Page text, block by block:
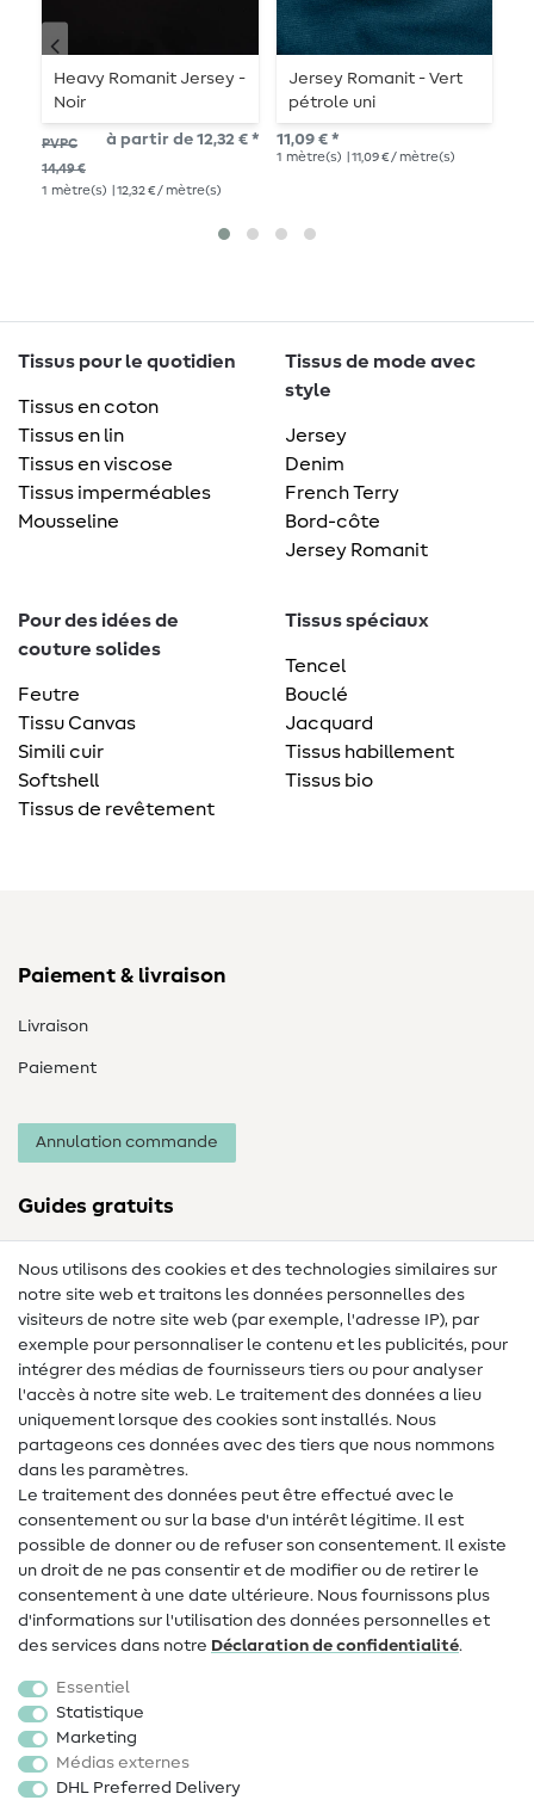
Heavy Romanit Jersey -
Noir
PVPC
14,49 €
à partir de 12,32 € *
1 mètre(s) | 12,32 € / mètre(s)
Jersey Romanit - Vert
pétrole uni
11,09 € *
1 mètre(s) | 11,09 € / mètre(s)
Tissus pour le quotidien
Tissus en coton
Tissus en lin
Tissus en viscose
Tissus imperméables
Mousseline
Tissus de mode avec
style
Jersey
Denim
French Terry
Bord-côte
Jersey Romanit
Pour des idées de
couture solides
Feutre
Tissu Canvas
Simili cuir
Softshell
Tissus de revêtement
Tissus spéciaux
Tencel
Bouclé
Jacquard
Tissus habillement
Tissus bio
Paiement & livraison
Livraison
Paiement
Annulation commande
Guides gratuits
Lexique de couture
Tutos de couture
Aide & contact
Contact
Changement de propriétaire
FAQ
Droit de rétractation
Populaire
Accessoires de couture
Promotions
Nous utilisons des cookies et des technologies similaires sur
notre site web et traitons les données personnelles des
visiteurs de notre site web (par exemple, l'adresse IP), par
exemple pour personnaliser le contenu et les publicités, pour
intégrer des médias de fournisseurs tiers ou pour analyser
l'accès à notre site web. Le traitement des données a lieu
uniquement lorsque des cookies sont installés. Nous
partageons ces données avec des tiers que nous nommons
dans les paramètres.
Le traitement des données peut être effectué avec le
consentement ou sur la base d'un intérêt légitime. Il est
possible de donner ou de refuser son consentement. Il existe
un droit de ne pas consentir et de modifier ou de retirer le
consentement à une date ultérieure. Nous fournissons plus
d'informations sur l'utilisation des données personnelles et
des services dans notre Déclaration de confidentialité.
Essentiel
Statistique
Marketing
Médias externes
DHL Preferred Delivery